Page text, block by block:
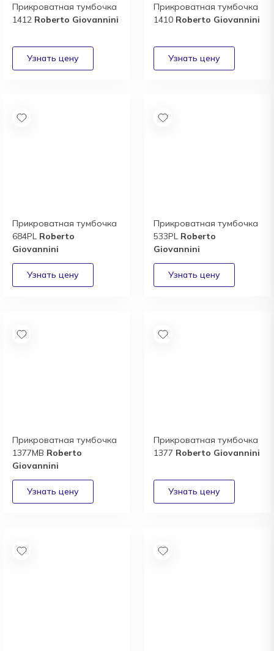
Прикроватная тумбочка
1412 Roberto Giovannini
Прикроватная тумбочка
1410 Roberto Giovannini
Прикроватная тумбочка
684PL Roberto
Giovannini
Прикроватная тумбочка
533PL Roberto
Giovannini
Прикроватная тумбочка
1377MB Roberto
Giovannini
Прикроватная тумбочка
1377 Roberto Giovannini